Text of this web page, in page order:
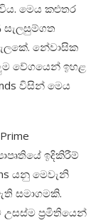
මෙය කළුතර
සැලසුම්ගත
නේවාසික
වේගයෙන් ඉහළ
විසින් මෙය
ඉදිකිරීම්
යනු මෙවැනි
සමාගමකි.
උසස්ම ප්‍රමිතියෙන්